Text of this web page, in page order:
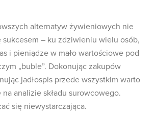
alternatyw żywieniowych nie
sukcesem – ku zdziwieniu wielu osób,
i pieniądze w mało wartościowe pod
„buble”. Dokonując zakupów
jadłospis przede wszystkim warto
analizie składu surowcowego.
się niewystarczająca.